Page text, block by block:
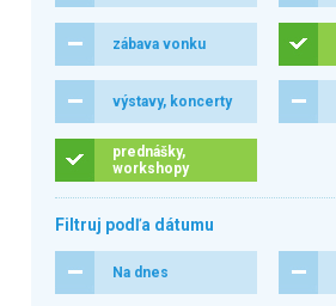
zábava vonku
výstavy, koncerty
prednášky,
workshopy
Filtruj podľa dátumu
Na dnes